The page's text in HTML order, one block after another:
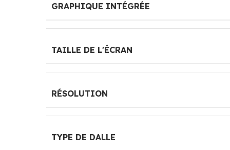
GRAPHIQUE INTÉGRÉE
TAILLE DE L'ÉCRAN
RÉSOLUTION
TYPE DE DALLE